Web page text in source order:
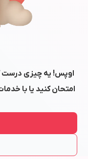
اوپس! یه چیزی درست
امتحان کنید یا با